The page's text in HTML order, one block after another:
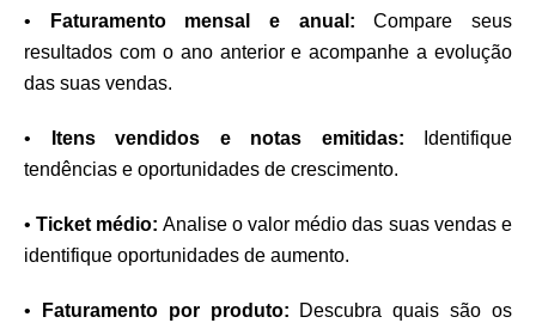
• Faturamento mensal e anual:Compare seus
resultados com o ano anterior e acompanhe a evolução
das suas vendas.
• Itens vendidos e notas emitidas: Identifique
tendências e oportunidades de crescimento.
•Ticket médio: Analise o valor médio das suas vendas e
identifique oportunidades de aumento.
• Faturamento por produto: Descubra quais são os